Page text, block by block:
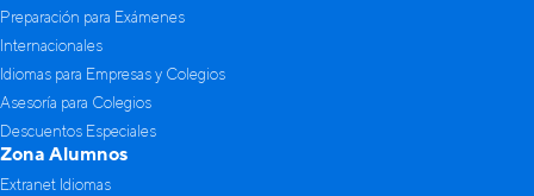
Preparación para Exámenes
Internacionales
Idiomas para Empresas y Colegios
Asesoría para Colegios
Descuentos Especiales
Zona Alumnos
Extranet Idiomas